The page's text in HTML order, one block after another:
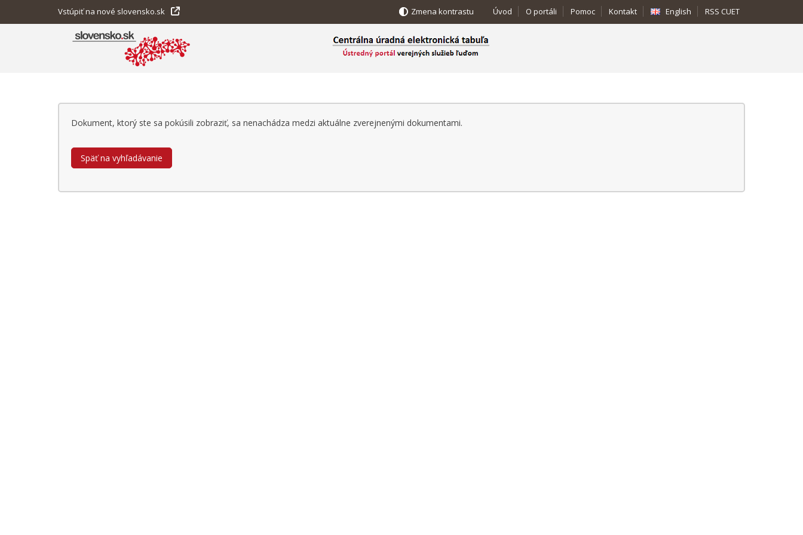
Vstúpiť na nové slovensko.sk Zmena kontrastu Úvod O portáli Pomoc Kontakt English RSS CUET
Dokument, ktorý ste sa pokúsili zobraziť, sa nenachádza medzi aktuálne zverejnenými dokumentami.
Späť na vyhľadávanie